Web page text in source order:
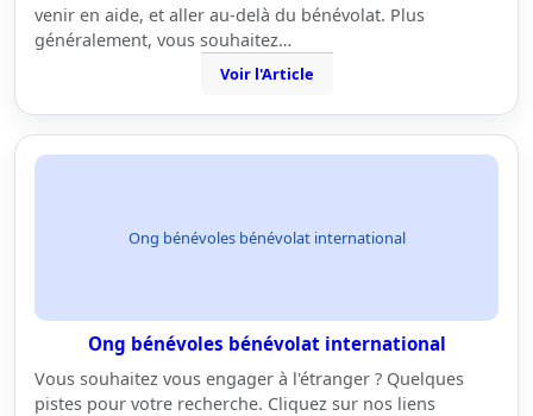
venir en aide, et aller au-delà du bénévolat. Plus
généralement, vous souhaitez…
Voir l'Article
Ong bénévoles bénévolat international
Ong bénévoles bénévolat international
Vous souhaitez vous engager à l'étranger ? Quelques
pistes pour votre recherche. Cliquez sur nos liens